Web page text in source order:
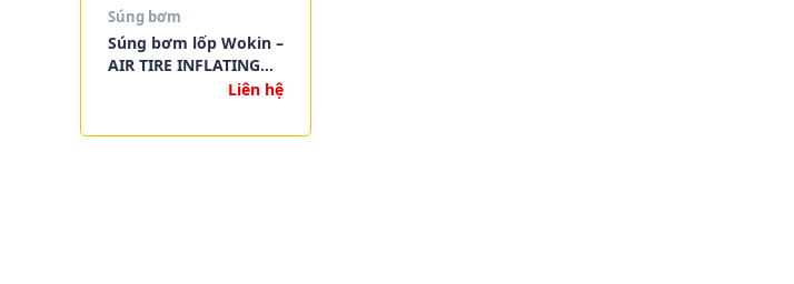
Súng bơm
Súng bơm lốp Wokin –
AIR TIRE INFLATING
Liên hệ